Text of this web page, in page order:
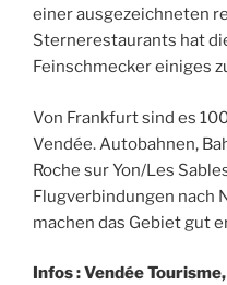
einer ausgezeichneten
Sternerestaurants hat
Feinschmecker einiges
Von Frankfurt sind es
Vendée. Autobahnen,
Roche sur Yon/Les
Flugverbindungen nach
machen das Gebiet gut
Infos : Vendée Tourisme,